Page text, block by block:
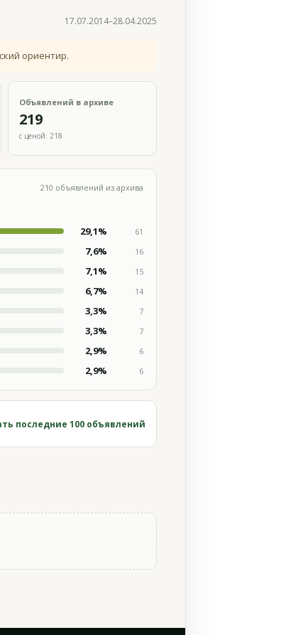
17.07.2014–28.04.2025
ориентир.
Объявлений в архиве
219
с ценой: 218
210 объявлений из архива
29,1%
61
7,6%
16
7,1%
15
6,7%
14
3,3%
7
3,3%
7
2,9%
6
2,9% 6
последние 100 объявлений